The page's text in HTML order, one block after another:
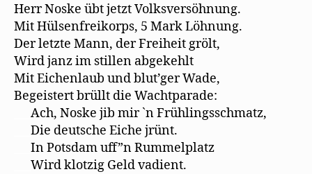
Herr Noske übt jetzt Volksversöhnung.
Mit Hülsenfreikorps, 5 Mark Löhnung.
Der letzte Mann, der Freiheit grölt,
Wird janz im stillen abgekehlt
Mit Eichenlaub und blut’ger Wade,
Begeistert brüllt die Wachtparade:
Ach, Noske jib mir `n Frühlingsschmatz,
Die deutsche Eiche jrünt.
In Potsdam uff”n Rummelplatz
Wird klotzig Geld vadient.